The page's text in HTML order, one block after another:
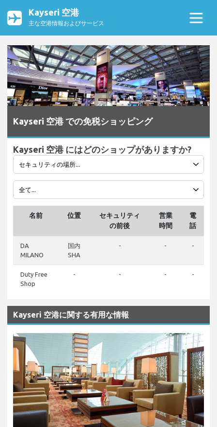
Kayseri 空港
主な空港情報およびサービス
Kayseri 空港 での免税ショッピング
Kayseri 空港 にはどのショップがありますか?
名前 位置
セキュリティ
の前後
営業
時間
電
話
DA
MILANO
国内
SHA
- - -
Duty Free
Shop
- - - -
Kayseri 空港に関する有用な情報